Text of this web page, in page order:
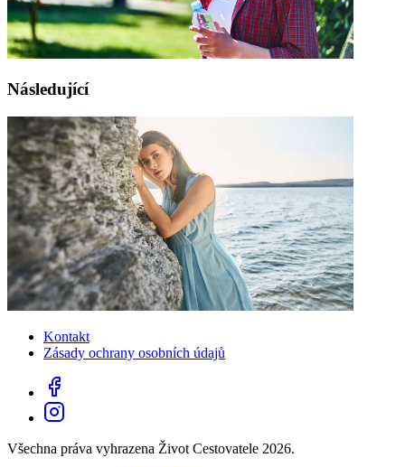
Následující
Kontakt
Zásady ochrany osobních údajů
Všechna práva vyhrazena Život Cestovatele 2026.